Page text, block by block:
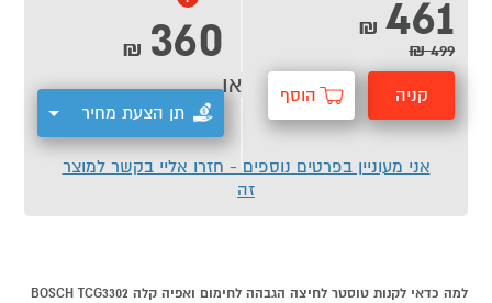
461
₪
499 ₪
קניה הוסף
360
₪
תן הצעת מחיר
או
אני מעוניין בפרטים נוספים - חזרו אליי בקשר למוצר
זה
למה כדאי לקנות טוסטר לחיצה הגבהה לחימום ואפיה קלה BOSCH TCG3302